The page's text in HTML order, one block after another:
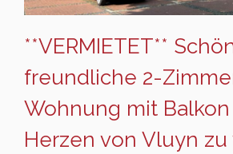
**VERMIETET**
freundliche 2-
Wohnung mit
Herzen von Vluyn